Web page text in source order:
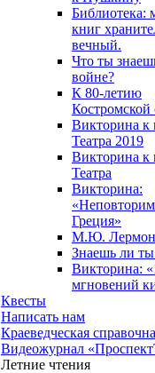
Библиотека:
книг
вечный.
Что ты
войне?
К 80-летию
Костромской
Викторина к
Театра 2019
Викторина к
Театра
Викторина:
Греция»
М.Ю.
Знаешь ли
Викторина:
мгновений
Квесты
Написать нам
Краеведческая
Видеожурнал
Летние чтения